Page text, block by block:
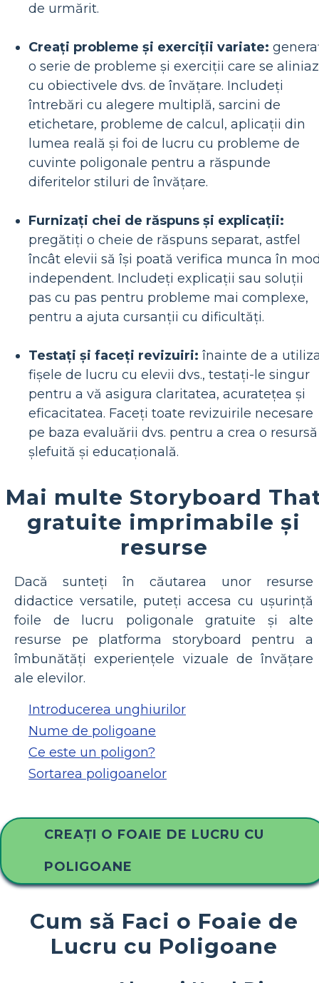
de urmărit.
Creați probleme și exerciții variate:
o serie de probleme și exerciții care se
cu obiectivele dvs. de învățare. Includeți
întrebări cu alegere multiplă, sarcini de
etichetare, probleme de calcul, aplicații din
lumea reală și foi de lucru cu probleme de
cuvinte poligonale pentru a răspunde
diferitelor stiluri de învățare.
Furnizați chei de răspuns și explicații:
pregătiți o cheie de răspuns separat, astfel
încât elevii să își poată verifica munca în
independent. Includeți explicații sau soluții
pas cu pas pentru probleme mai complexe,
pentru a ajuta cursanții cu dificultăți.
Testați și faceți revizuiri: înainte de a
fișele de lucru cu elevii dvs., testați-le singur
pentru a vă asigura claritatea, acuratețea și
eficacitatea. Faceți toate revizuirile necesare
pe baza evaluării dvs. pentru a crea o resursă
șlefuită și educațională.
Mai multe Storyboard
gratuite imprimabile și
resurse
Dacă sunteți în căutarea unor resurse
didactice versatile, puteți accesa cu ușurință
foile de lucru poligonale gratuite și alte
resurse pe platforma storyboard pentru a
îmbunătăți experiențele vizuale de învățare
ale elevilor.
Introducerea unghiurilor
Nume de poligoane
Ce este un poligon?
Sortarea poligoanelor
CREAȚI O FOAIE DE LUCRU CU
POLIGOANE
Cum să Faci o Foaie de
Lucru cu Poligoane